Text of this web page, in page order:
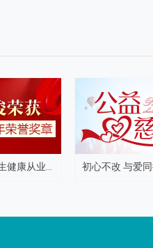
康从业... 初心不改 与爱